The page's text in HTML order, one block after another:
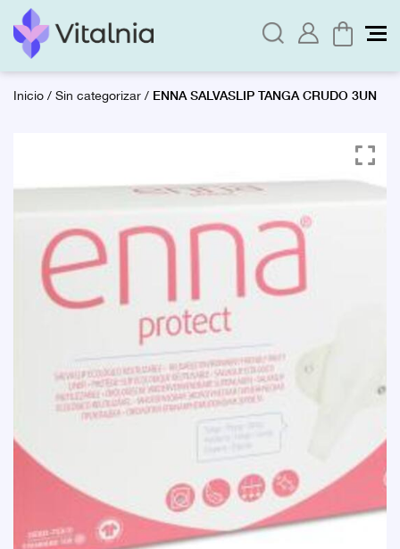
Inicio/Sin categorizar/ ENNA SALVASLIP TANGA CRUDO 3UN